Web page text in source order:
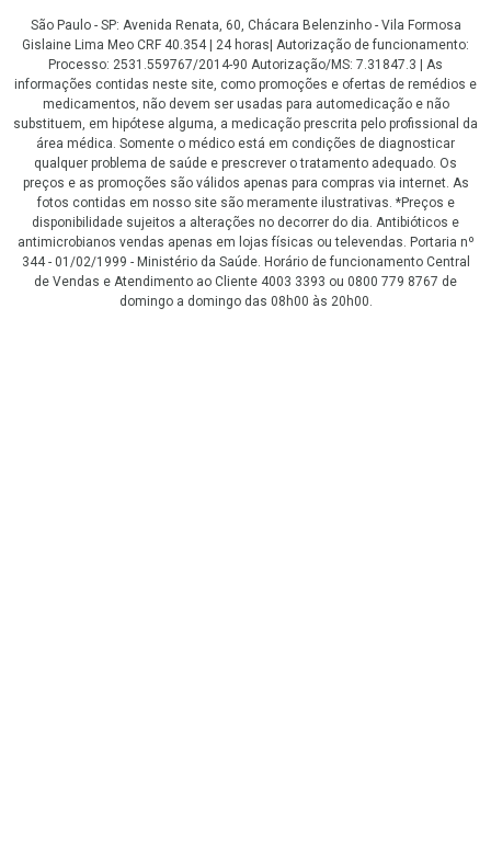
São Paulo - SP: Avenida Renata, 60, Chácara Belenzinho - Vila Formosa
Gislaine Lima Meo CRF 40.354 | 24 horas| Autorização de funcionamento:
Processo: 2531.559767/2014-90 Autorização/MS: 7.31847.3 | As
informações contidas neste site, como promoções e ofertas de remédios e
medicamentos, não devem ser usadas para automedicação e não
substituem, em hipótese alguma, a medicação prescrita pelo profissional da
área médica. Somente o médico está em condições de diagnosticar
qualquer problema de saúde e prescrever o tratamento adequado. Os
preços e as promoções são válidos apenas para compras via internet. As
fotos contidas em nosso site são meramente ilustrativas. *Preços e
disponibilidade sujeitos a alterações no decorrer do dia. Antibióticos e
antimicrobianos vendas apenas em lojas físicas ou televendas. Portaria nº
344 - 01/02/1999 - Ministério da Saúde. Horário de funcionamento Central
de Vendas e Atendimento ao Cliente 4003 3393 ou 0800 779 8767 de
domingo a domingo das 08h00 às 20h00.